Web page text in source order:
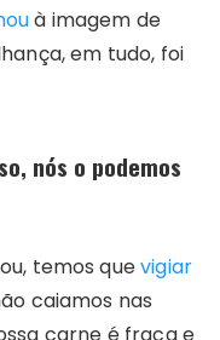
à imagem de
em tudo, foi
nós o podemos
temos quevigiar
caiamos nas
carne é fraca e